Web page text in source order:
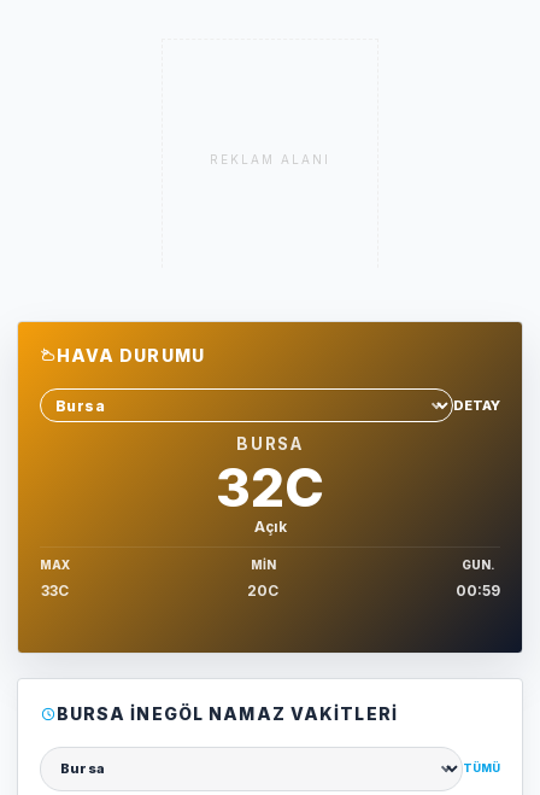
REKLAM ALANI
HAVA DURUMU
Sehir sec
DETAY
BURSA
32C
Açık
MAX
33C
MIN
20C
GUN.
00:59
BURSA İNEGÖL NAMAZ VAKITLERI
Şehir seçin
TÜMÜ